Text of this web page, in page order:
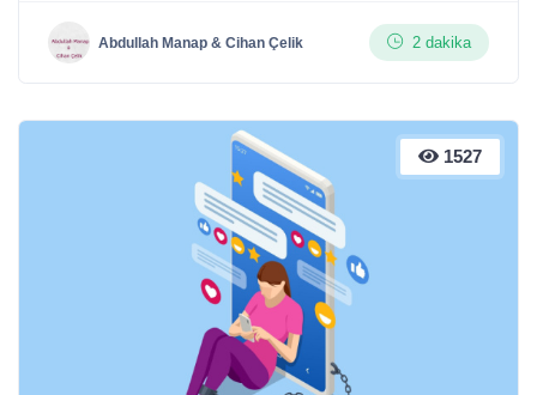
Abdullah Manap & Cihan Çelik 2 dakika
1527